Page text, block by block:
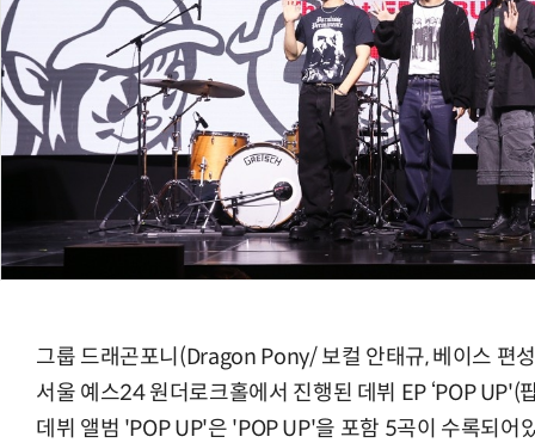
그룹 드래곤포니(Dragon Pony/ 보컬 안태규, 베이스 편
서울 예스24 원더로크홀에서 진행된 데뷔 EP ‘POP UP'(
데뷔 앨범 'POP UP'은 'POP UP'을 포함 5곡이 수록되어